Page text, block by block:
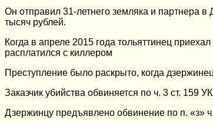
Он отправил 31-летнего земляка и партнера
тысяч рублей.
Когда в апреле 2015 года тольяттинец
расплатился с киллером
Преступление было раскрыто, когда
Заказчик убийства обвиняется по ч. 3 ст. 159
Дзержинцу предъявлено обвинение по п. «з»